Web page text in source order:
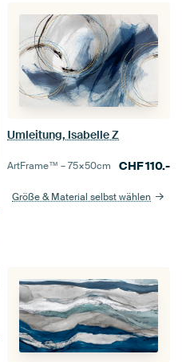
Umleitung, Isabelle Z
ArtFrame™ –75×50cm CHF110.-
Größe & Material selbst wählen